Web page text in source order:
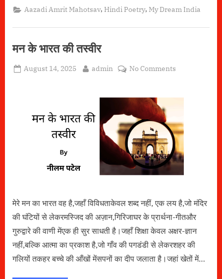
भारत”
Aazadi Amrit Mahotsav,Hindi Poetry,My Dream India
मन के भारत की तस्वीर
Posted
August 14, 2025 By
admin No Commentson
तस्वीर
मेरे मन का भारत वह है,जहाँ विविधताकेवल शब्द नहीं, एक लय है,जो मंदिर
की घंटियों से लेकरमस्जिद की अज़ान,गिरिजाघर के प्रार्थना-गीतऔर
गुरुद्वारे की वाणी मेंएक ही सुर साधती है।जहाँ शिक्षा केवल अक्षर-ज्ञान
नहीं,बल्कि आत्मा का प्रकाश है,जो गाँव की पगडंडी से लेकरशहर की
गलियों तकहर बच्चे की आँखों मेंसपनों का दीप जलाता है।जहां खेतों में…